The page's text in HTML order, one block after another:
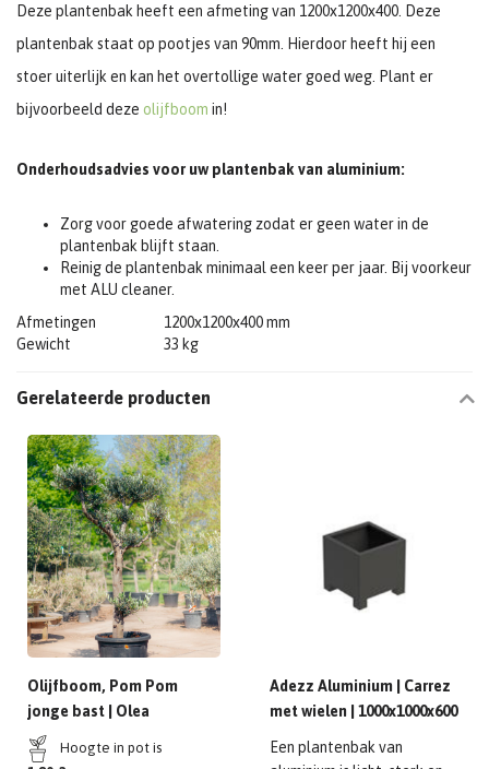
Deze plantenbak heeft een afmeting van 1200x1200x400. Deze
plantenbak staat op pootjes van 90mm. Hierdoor heeft hij een
stoer uiterlijk en kan het overtollige water goed weg. Plant er
bijvoorbeeld deze olijfboom in!
Onderhoudsadvies voor uw plantenbak van aluminium:
Zorg voor goede afwatering zodat er geen water in de
plantenbak blijft staan.
Reinig de plantenbak minimaal een keer per jaar. Bij voorkeur
met ALU cleaner.
Afmetingen
1200x1200x400 mm
Gewicht
33 kg
Gerelateerde producten
Olijfboom, Pom Pom
jonge bast | Olea
europaea
Hoogte in pot is
Adezz Aluminium | Carrez
met wielen | 1000x1000x600
Een plantenbak van